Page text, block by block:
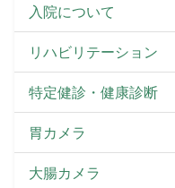
入院について
リハビリテーション
特定健診・健康診断
胃カメラ
大腸カメラ